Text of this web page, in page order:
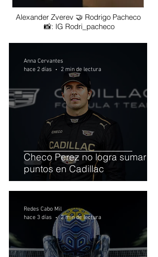
Alexander Zverev 🤝 Rodrigo Pacheco
📸: IG Rodri_pacheco
Checo Perez no logra sumar
puntos en Cadillac
Anna Cervantes
hace 2 días
2 min de lectura
Redes Cabo Mil
hace 3 días
2 min de lectura